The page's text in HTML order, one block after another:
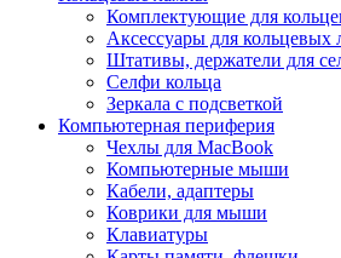
Комплектующие для
Аксессуары для кольцевых
Штативы, держатели для
Селфи кольца
Зеркала с подсветкой
Компьютерная периферия
Чехлы для MacBook
Компьютерные мыши
Кабели, адаптеры
Коврики для мыши
Клавиатуры